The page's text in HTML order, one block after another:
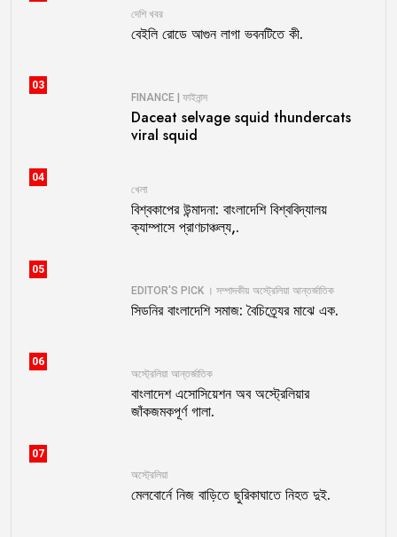
দেশি খবর
বেইলি রোডে আগুন লাগা ভবনটিতে কী.
03
FINANCE | ফাইনান্স
Daceat selvage squid thundercats
viral squid
04
খেলা
বিশ্বকাপের উন্মাদনা: বাংলাদেশি বিশ্ববিদ্যালয়
ক্যাম্পাসে প্রাণচাঞ্চল্য,.
05
EDITOR'S PICK । সম্পাদকীয় অস্ট্রেলিয়া আন্তর্জাতিক
সিডনির বাংলাদেশি সমাজ: বৈচিত্র্যের মাঝে এক.
06
অস্ট্রেলিয়া আন্তর্জাতিক
বাংলাদেশ এসোসিয়েশন অব অস্ট্রেলিয়ার
জাঁকজমকপূর্ণ গালা.
07
অস্ট্রেলিয়া
মেলবোর্নে নিজ বাড়িতে ছুরিকাঘাতে নিহত দুই.